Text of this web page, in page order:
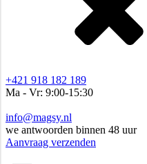
+421 918 182 189
Ma - Vr: 9:00-15:30
info@magsy.nl
we antwoorden binnen 48 uur
Aanvraag verzenden